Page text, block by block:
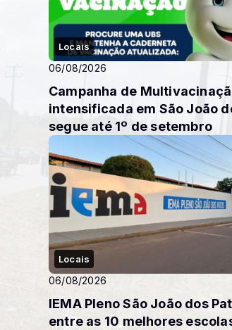
Locais
06/08/2026
Campanha de
intensificada em São João
segue até 1º de setembro
Locais
06/08/2026
IEMA Pleno São João dos
entre as 10 melhores